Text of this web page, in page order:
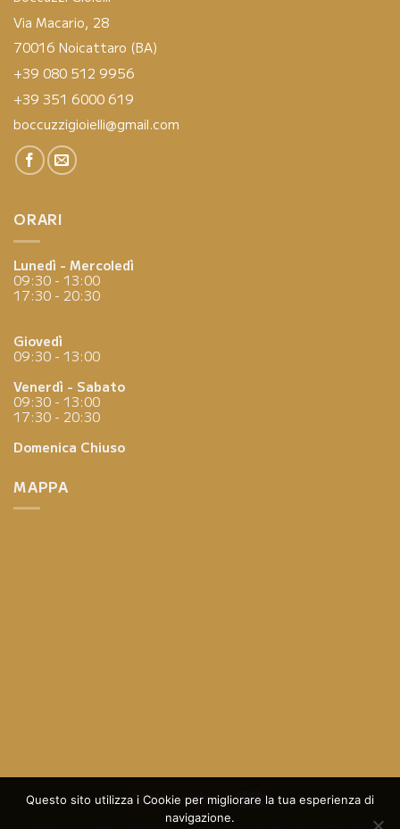
Via Macario, 28
70016 Noicattaro (BA)
+39 080 512 9956
+39 351 6000 619
boccuzzigioielli@gmail.com
ORARI
Lunedì - Mercoledì
09:30 - 13:00
17:30 - 20:30
Giovedì
09:30 - 13:00
Venerdì - Sabato
09:30 - 13:00
17:30 - 20:30
Domenica Chiuso
MAPPA
Questo sito utilizza i Cookie per migliorare la tua esperienza di
navigazione.